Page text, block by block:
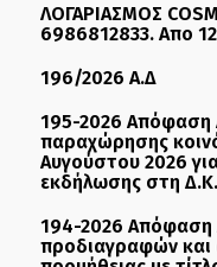
ΛΟΓΑΡΙΑΣΜΟΣ
6986812833. Απο
196/2026 Α.Δ
195-2026 Απόφαση
παραχώρησης
Αυγούστου 2026
εκδήλωσης στη
194-2026 Απόφαση
προδιαγραφών και